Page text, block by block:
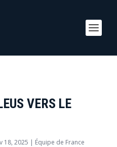
VERS LE
18, 2025 | Équipe de France